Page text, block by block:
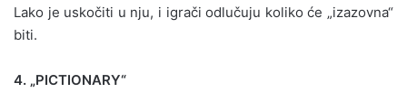
Lako je uskočiti u nju, i igrači odlučuju koliko će „izazovna“
biti.
4. „PICTIONARY“